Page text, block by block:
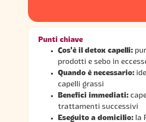
Punti chiave
Cos'è il detox capelli:
prodotti e sebo in
Quando è necessario:
capelli grassi
Benefici immediati:
trattamenti successivi
Eseguito a domicilio: la